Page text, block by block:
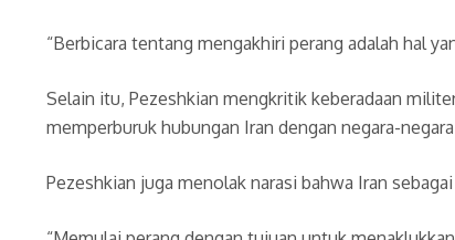
“Berbicara tentang mengakhiri perang adalah hal
Selain itu, Pezeshkian mengkritik keberadaan
memperburuk hubungan Iran dengan negara-
Pezeshkian juga menolak narasi bahwa Iran